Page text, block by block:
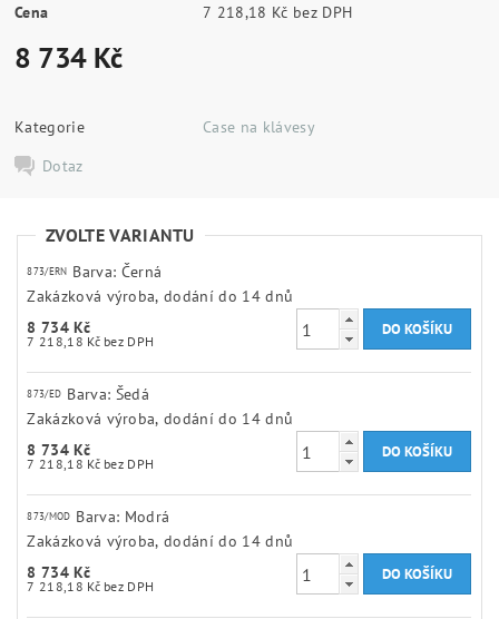
Cena 7 218,18 Kč bez DPH
8 734 Kč
Kategorie
Case na klávesy
Dotaz
ZVOLTE VARIANTU
873/ERN Barva: Černá
Zakázková výroba, dodání do 14 dnů
8 734 Kč
7 218,18 Kč bez DPH
873/ED Barva: Šedá
Zakázková výroba, dodání do 14 dnů
8 734 Kč
7 218,18 Kč bez DPH
873/MOD Barva: Modrá
Zakázková výroba, dodání do 14 dnů
8 734 Kč
7 218,18 Kč bez DPH